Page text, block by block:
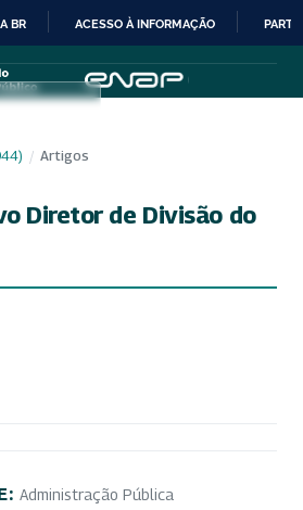
IR
PARA
CONTEÚDO
BR ACESSO À INFORMAÇÃO
/ Artigos
Diretor de Divisão do
Administração Pública